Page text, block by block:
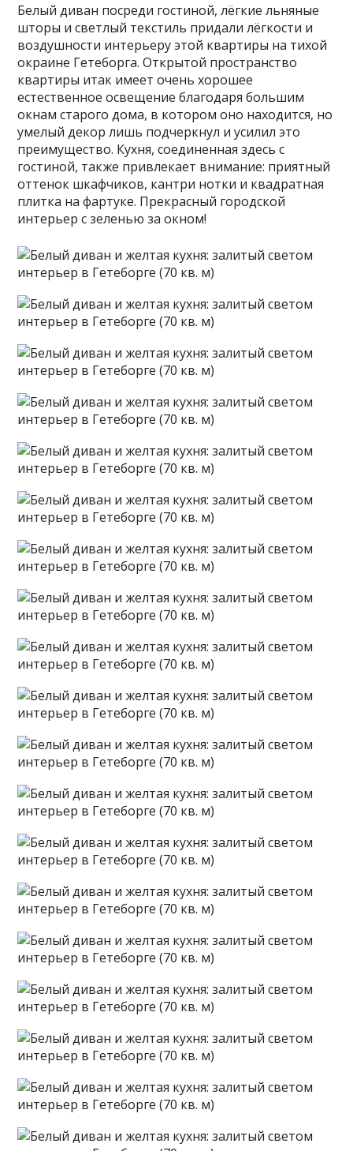
Белый диван посреди гостиной, лёгкие льняные
шторы и светлый текстиль придали лёгкости и
воздушности интерьеру этой квартиры на тихой
окраине Гетеборга. Открытой пространство
квартиры итак имеет очень хорошее
естественное освещение благодаря большим
окнам старого дома, в котором оно находится, но
умелый декор лишь подчеркнул и усилил это
преимущество. Кухня, соединенная здесь с
гостиной, также привлекает внимание: приятный
оттенок шкафчиков, кантри нотки и квадратная
плитка на фартуке. Прекрасный городской
интерьер с зеленью за окном!